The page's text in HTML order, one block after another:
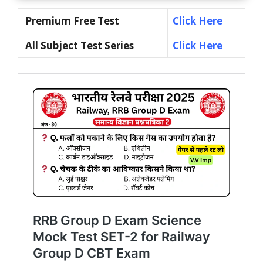
Premium Free Test
Click Here
All Subject Test Series
Click Here